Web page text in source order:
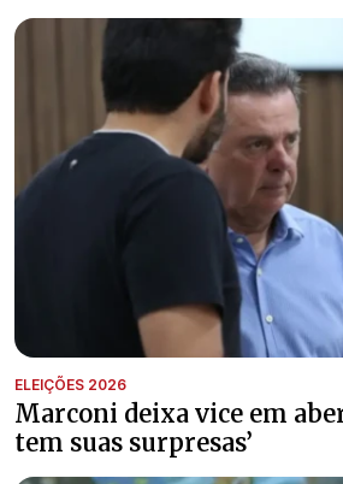
ELEIÇÕES 2026
Marconi deixa vice em
tem suas surpresas’